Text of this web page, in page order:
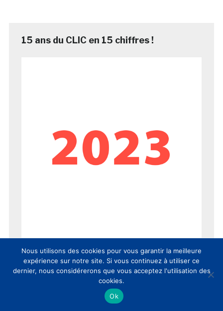
15 ans du CLIC en 15 chiffres !
Nous utilisons des cookies pour vous garantir la meilleure
expérience sur notre site. Si vous continuez à utiliser ce
dernier, nous considérerons que vous acceptez l'utilisation des
cookies.
Ok